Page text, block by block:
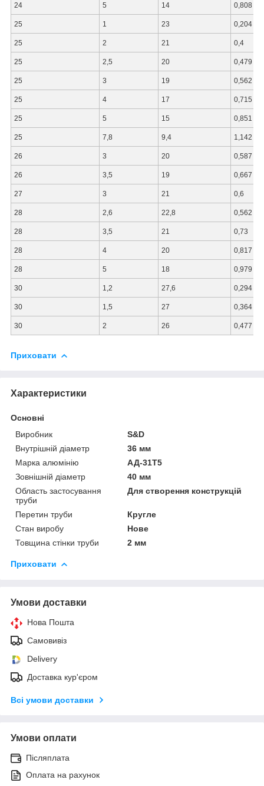
24 5 14 0,808
25 1 23 0,204
25 2 21 0,4
25 2,5 20 0,479
25 3 19 0,562
25 4 17 0,715
25 5 15 0,851
25 7,8 9,4 1,142
26 3 20 0,587
26 3,5 19 0,667
27 3 21 0,6
28 2,6 22,8 0,562
28 3,5 21 0,73
28 4 20 0,817
28 5 18 0,979
30 1,2 27,6 0,294
30 1,5 27 0,364
30 2 26 0,477
Приховати
Характеристики
Основні
Виробник
S&D
Внутрішній діаметр
36 мм
Марка алюмінію
АД-31Т5
Зовнішній діаметр
40 мм
Область застосування
труби
Для створення конструкцій
Перетин труби
Кругле
Стан виробу
Нове
Товщина стінки труби
2 мм
Приховати
Умови доставки
Нова Пошта
Самовивіз
Delivery
Доставка кур'єром
Всі умови доставки
Умови оплати
Післяплата
Оплата на рахунок